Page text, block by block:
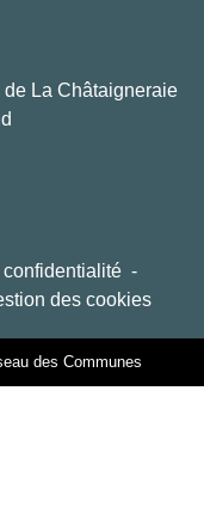
La Châtaigneraie
-
des cookies
des Communes